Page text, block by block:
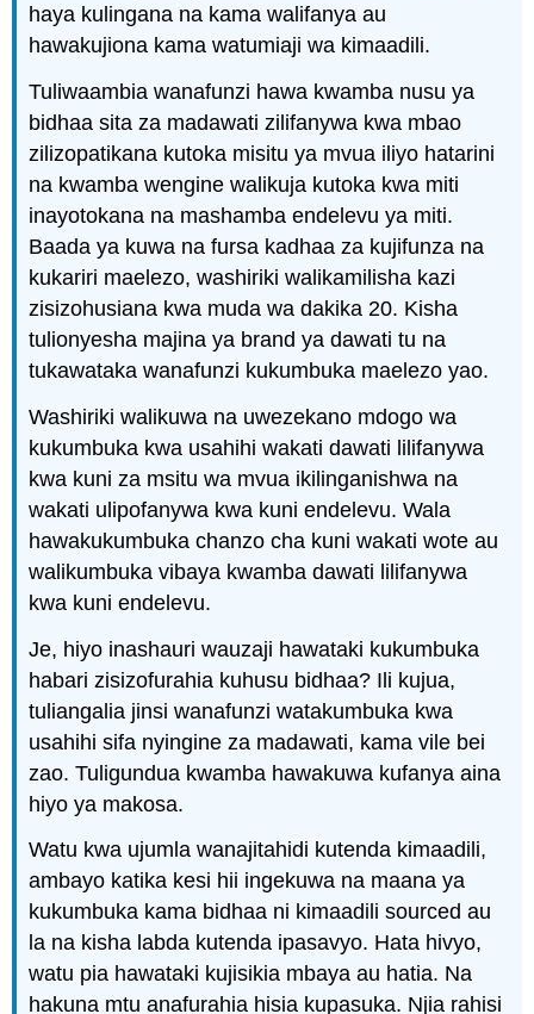
haya kulingana na kama walifanya au
hawakujiona kama watumiaji wa kimaadili.
Tuliwaambia wanafunzi hawa kwamba nusu ya
bidhaa sita za madawati zilifanywa kwa mbao
zilizopatikana kutoka misitu ya mvua iliyo hatarini
na kwamba wengine walikuja kutoka kwa miti
inayotokana na mashamba endelevu ya miti.
Baada ya kuwa na fursa kadhaa za kujifunza na
kukariri maelezo, washiriki walikamilisha kazi
zisizohusiana kwa muda wa dakika 20. Kisha
tulionyesha majina ya brand ya dawati tu na
tukawataka wanafunzi kukumbuka maelezo yao.
Washiriki walikuwa na uwezekano mdogo wa
kukumbuka kwa usahihi wakati dawati lilifanywa
kwa kuni za msitu wa mvua ikilinganishwa na
wakati ulipofanywa kwa kuni endelevu. Wala
hawakukumbuka chanzo cha kuni wakati wote au
walikumbuka vibaya kwamba dawati lilifanywa
kwa kuni endelevu.
Je, hiyo inashauri wauzaji hawataki kukumbuka
habari zisizofurahia kuhusu bidhaa? Ili kujua,
tuliangalia jinsi wanafunzi watakumbuka kwa
usahihi sifa nyingine za madawati, kama vile bei
zao. Tuligundua kwamba hawakuwa kufanya aina
hiyo ya makosa.
Watu kwa ujumla wanajitahidi kutenda kimaadili,
ambayo katika kesi hii ingekuwa na maana ya
kukumbuka kama bidhaa ni kimaadili sourced au
la na kisha labda kutenda ipasavyo. Hata hivyo,
watu pia hawataki kujisikia mbaya au hatia. Na
hakuna mtu anafurahia hisia kupasuka. Njia rahisi